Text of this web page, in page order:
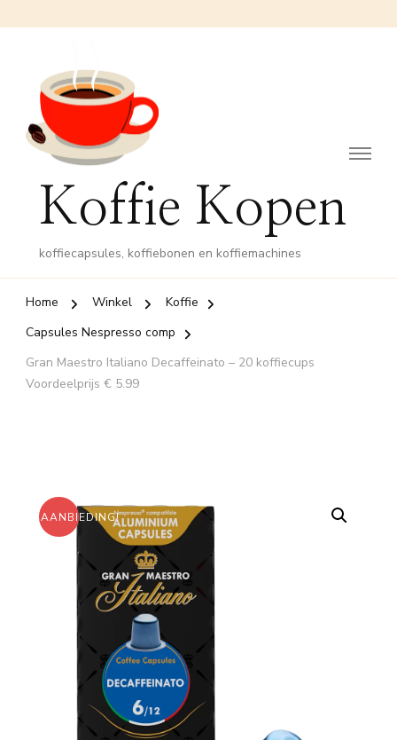
Koffie Kopen
koffiecapsules, koffiebonen en koffiemachines
Home Winkel
Koffie
Capsules Nespresso comp
Gran Maestro Italiano Decaffeinato – 20 koffiecups
Voordeelprijs € 5.99
AANBIEDING!